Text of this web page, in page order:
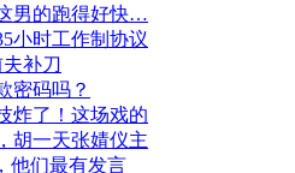
男的跑得好快…
小时工作制协议
补刀
密码吗？
炸了！这场戏的
胡一天张婧仪主
他们最有发言